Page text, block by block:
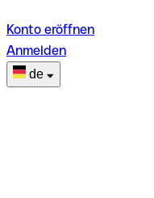
Konto eröffnen
Anmelden
de